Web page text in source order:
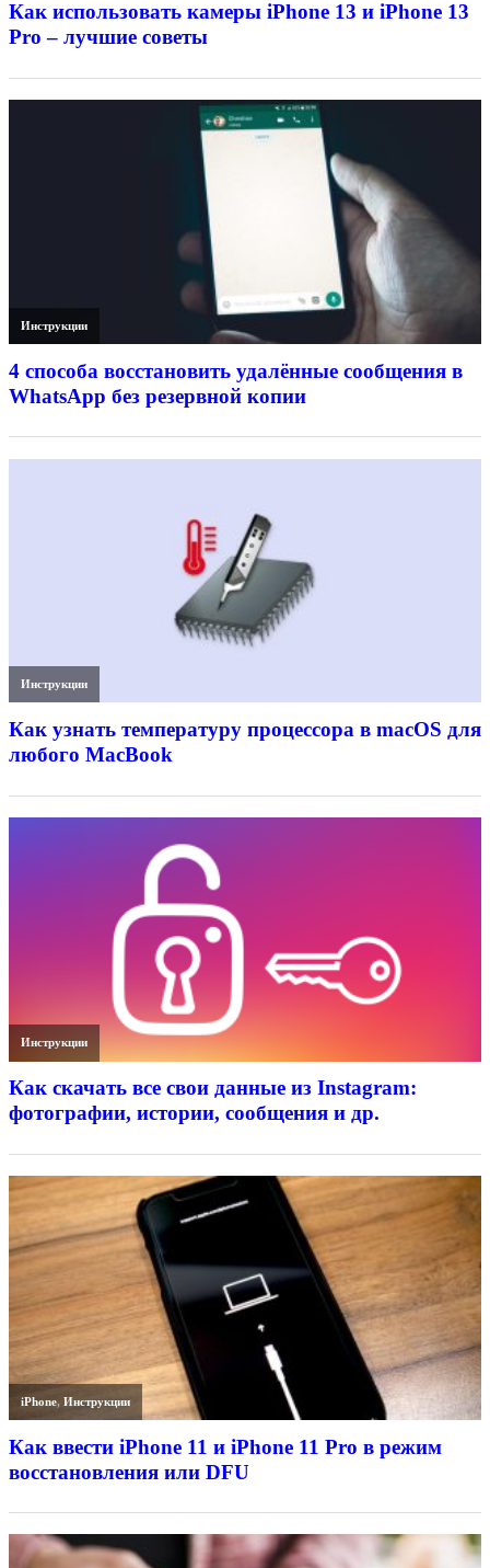
Как использовать камеры iPhone 13 и iPhone 13
Pro – лучшие советы
Инструкции
4 способа восстановить удалённые сообщения в
WhatsApp без резервной копии
Инструкции
Как узнать температуру процессора в macOS для
любого MacBook
Инструкции
Как скачать все свои данные из Instagram:
фотографии, истории, сообщения и др.
iPhone,Инструкции
Как ввести iPhone 11 и iPhone 11 Pro в режим
восстановления или DFU